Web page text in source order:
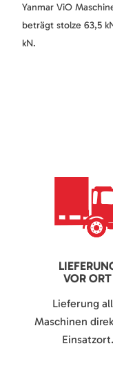
Yanmar ViO
beträgt stolze 63,5
kN.
VOR ORT
Lieferung
Maschinen
Einsatzort.